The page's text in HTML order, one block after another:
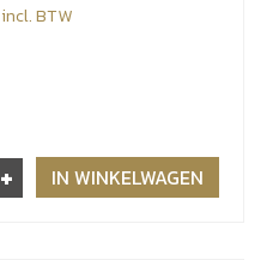
incl. BTW
+ IN WINKELWAGEN